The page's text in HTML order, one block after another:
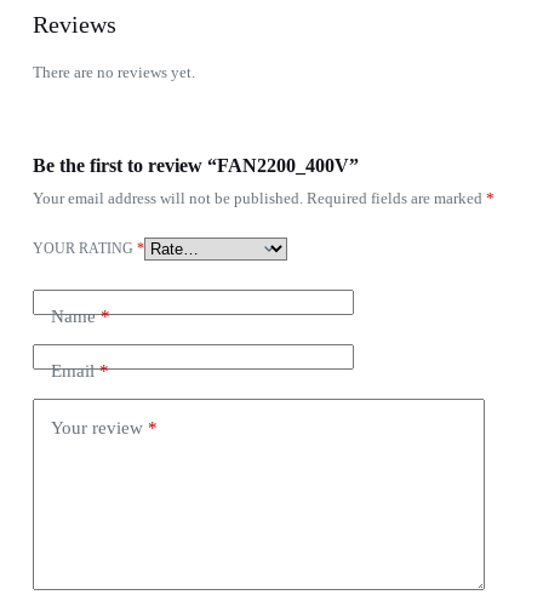
Reviews
There are no reviews yet.
Be the first to review “FAN2200_400V”
Your email address will not be published. Required fields are marked *
YOUR RATING *
Name*
Email*
Your review *